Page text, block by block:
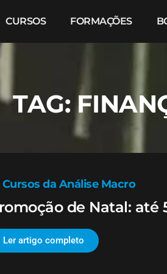
CURSOS FORMAÇÕES
TAG:
Cursos da Análise Macro
de Natal: até
Ler artigo completo